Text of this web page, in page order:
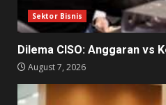
Sektor Bisnis
Dilema CISO: Anggaran vs
August 7, 2026